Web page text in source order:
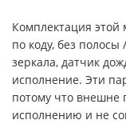
Комплектация
по коду, без полосы
зеркала, датчик
исполнение. Эти
потому что внешне
исполнению и не